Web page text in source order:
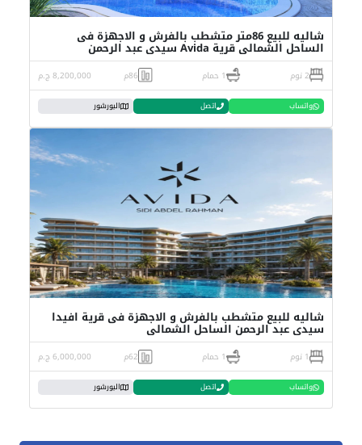
شاليه للبيع 86متر متشطب بالفرش و الاجهزة فى
الساحل الشمالى قرية Avida سيدي عبد الرحمن
2 نوم 1 حمام 86م 8,200,000 ج.م
واتساب اتصل البورشور
شاليه للبيع متشطب بالفرش و الاجهزة فى قرية افيدا
سيدي عبد الرحمن الساحل الشمالى
1 نوم 1 حمام 62م 6,000,000 ج.م
واتساب اتصل البورشور